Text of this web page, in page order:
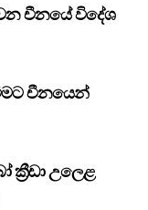
චීනයේ විදේශ
චීනයෙන්
උලෙළ